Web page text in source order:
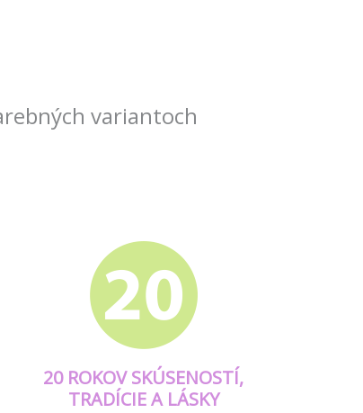
variantoch
20 ROKOV SKÚSENOSTÍ,
TRADÍCIE A LÁSKY